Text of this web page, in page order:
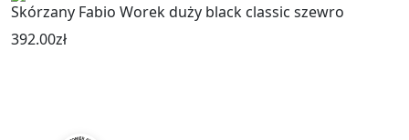
Skórzany Fabio Worek duży black classic szewro
392.00zł